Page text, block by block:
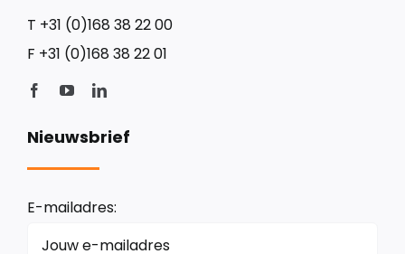
T +31 (0)168 38 22 00
F +31 (0)168 38 22 01
Nieuwsbrief
E-mailadres: